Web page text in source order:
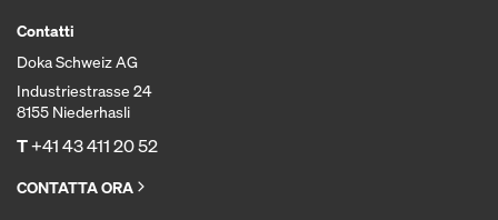
Contatti
Doka Schweiz AG
Industriestrasse 24
8155 Niederhasli
T+41 43 411 20 52
CONTATTA ORA